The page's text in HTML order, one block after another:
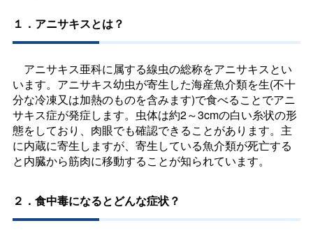
１．アニサキスとは？
アニサキス亜科に属する線虫の総称をアニサキスとい
います。アニサキス幼虫が寄生した海産魚介類を生(不十
分な冷凍又は加熱のものを含みます)で食べることでアニ
サキス症が発症します。虫体は約2～3cmの白い糸状の形
態をしており、肉眼でも確認できることがあります。主
に内蔵に寄生しますが、寄生している魚介類が死亡する
と内臓から筋肉に移動することが知られています。
２．食中毒になるとどんな症状？